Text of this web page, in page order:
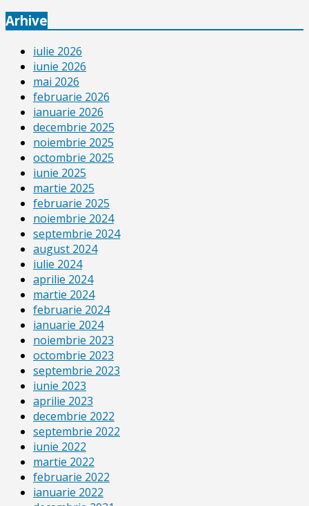
Arhive
iulie 2026
iunie 2026
mai 2026
februarie 2026
ianuarie 2026
decembrie 2025
noiembrie 2025
octombrie 2025
iunie 2025
martie 2025
februarie 2025
noiembrie 2024
septembrie 2024
august 2024
iulie 2024
aprilie 2024
martie 2024
februarie 2024
ianuarie 2024
noiembrie 2023
octombrie 2023
septembrie 2023
iunie 2023
aprilie 2023
decembrie 2022
septembrie 2022
iunie 2022
martie 2022
februarie 2022
ianuarie 2022